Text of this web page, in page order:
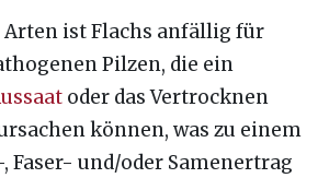
Arten ist Flachs anfällig für
Pilzen, die ein
oder das Vertrocknen
können, was zu einem
Faser- und/oder Samenertrag